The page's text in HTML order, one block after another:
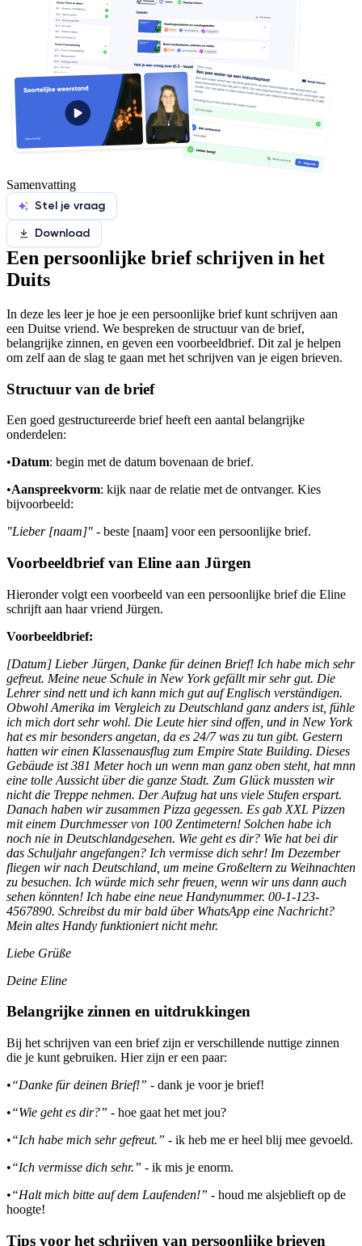
Samenvatting
Stel je vraag
Download
Een persoonlijke brief schrijven in het
Duits
In deze les leer je hoe je een persoonlijke brief kunt schrijven aan
een Duitse vriend. We bespreken de structuur van de brief,
belangrijke zinnen, en geven een voorbeeldbrief. Dit zal je helpen
om zelf aan de slag te gaan met het schrijven van je eigen brieven.
Structuur van de brief
Een goed gestructureerde brief heeft een aantal belangrijke
onderdelen:
•Datum: begin met de datum bovenaan de brief.
•Aanspreekvorm: kijk naar de relatie met de ontvanger. Kies
bijvoorbeeld:
"Lieber [naam]" - beste [naam] voor een persoonlijke brief.
Voorbeeldbrief van Eline aan Jürgen
Hieronder volgt een voorbeeld van een persoonlijke brief die Eline
schrijft aan haar vriend Jürgen.
Voorbeeldbrief:
[Datum] Lieber Jürgen, Danke für deinen Brief! Ich habe mich sehr
gefreut. Meine neue Schule in New York gefällt mir sehr gut. Die
Lehrer sind nett und ich kann mich gut auf Englisch verständigen.
Obwohl Amerika im Vergleich zu Deutschland ganz anders ist, fühle
ich mich dort sehr wohl. Die Leute hier sind offen, und in New York
hat es mir besonders angetan, da es 24/7 was zu tun gibt. Gestern
hatten wir einen Klassenausflug zum Empire State Building. Dieses
Gebäude ist 381 Meter hoch un wenn man ganz oben steht, hat mnn
eine tolle Aussicht über die ganze Stadt. Zum Glück mussten wir
nicht die Treppe nehmen. Der Aufzug hat uns viele Stufen erspart.
Danach haben wir zusammen Pizza gegessen. Es gab XXL Pizzen
mit einem Durchmesser von 100 Zentimetern! Solchen habe ich
noch nie in Deutschlandgesehen. Wie geht es dir? Wie hat bei dir
das Schuljahr angefangen? Ich vermisse dich sehr! Im Dezember
fliegen wir nach Deutschland, um meine Großeltern zu Weihnachten
zu besuchen. Ich würde mich sehr freuen, wenn wir uns dann auch
sehen könnten! Ich habe eine neue Handynummer. 00-1-123-
4567890. Schreibst du mir bald über WhatsApp eine Nachricht?
Mein altes Handy funktioniert nicht mehr.
Liebe Grüße
Deine Eline
Belangrijke zinnen en uitdrukkingen
Bij het schrijven van een brief zijn er verschillende nuttige zinnen
die je kunt gebruiken. Hier zijn er een paar:
•“Danke für deinen Brief!” - dank je voor je brief!
•“Wie geht es dir?” - hoe gaat het met jou?
•“Ich habe mich sehr gefreut.” - ik heb me er heel blij mee gevoeld.
•“Ich vermisse dich sehr.” - ik mis je enorm.
•“Halt mich bitte auf dem Laufenden!” - houd me alsjeblieft op de
hoogte!
Tips voor het schrijven van persoonlijke brieven